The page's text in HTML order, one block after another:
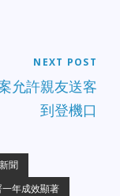
NEXT POST
允許親友送客
到登機口
聞
年成效顯著